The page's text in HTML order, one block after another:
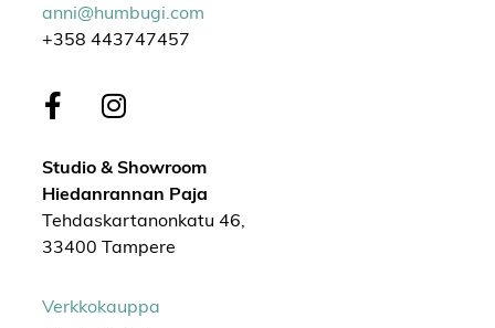
anni@humbugi.com
+358 443747457
Studio & Showroom
Hiedanrannan Paja
Tehdaskartanonkatu 46,
33400 Tampere
Verkkokauppa